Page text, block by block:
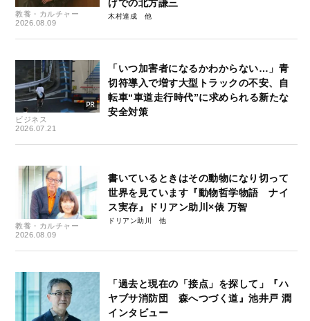
教養・カルチャー
2026.08.09
げでの北方謙三
木村達成
ビジネス
2026.07.21
「いつ加害者になるかわからない…」青
切符導入で増す大型トラックの不安、自
転車“車道走行時代”に求められる新たな
安全対策
教養・カルチャー
2026.08.09
書いているときはその動物になり切って
世界を見ています『動物哲学物語 ナイ
ス実存』ドリアン助川×俵 万智
ドリアン助川
「過去と現在の「接点」を探して」『ハ
ヤブサ消防団 森へつづく道』池井戸 潤
インタビュー